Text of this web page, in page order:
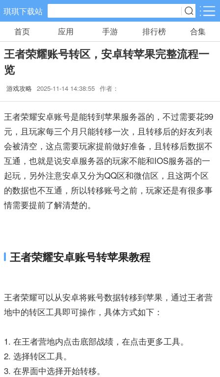
琪琪下载站
手游分类 应用分类
卡牌回合
休闲益智
角色扮演
棋牌游戏
0款手游
飞行射击
27款手游
动作格斗
25款手游
策略塔防
体育竞速
冒险解谜
模拟经营
22款手游
音乐舞蹈
1款手游
儿童教育
2款手游
首页 应用 手游 排行榜 合集
王者荣耀账号转区，安卓转苹果完整流程一
览
游戏攻略 2025-11-14 14:38:55 作者：
王者荣耀安卓账号是能转到苹果服务器的，不过需要花99
元，且玩家每三个月只能转移一次，且转移后的好友列表
会被清空，这点需要玩家提前做好准备，且转移后数据不
互通，也就是说安卓服务器的玩家不能和IOS服务器的一
起玩，另外注意安卓又分为QQ区和微信区，且这两个区
的数据也不互通，所以转移账号之前，玩家还是有很多事
情需要提前了解清楚的。
王者荣耀安卓账号转苹果教程
王者荣耀可以从安卓将账号数据转移到苹果，通过王者营
地中的转区工具即可操作，具体方式如下：
1. 在王者营地内点击底部战绩，在点击更多工具。
2. 选择转区工具。
3. 在界面中选择开始转移。